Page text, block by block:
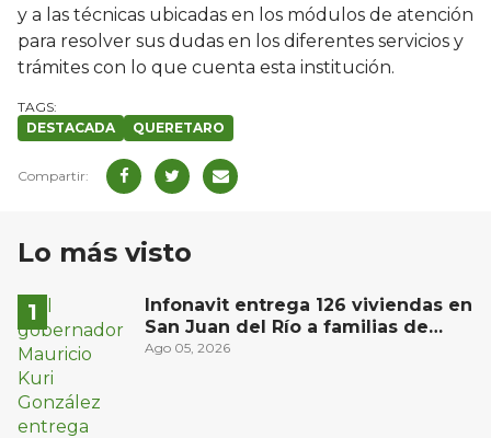
y a las técnicas ubicadas en los módulos de atención
para resolver sus dudas en los diferentes servicios y
trámites con lo que cuenta esta institución.
DESTACADA QUERETARO
Lo más visto
Infonavit entrega 126 viviendas en
San Juan del Río a familias de
bajos ingresos
Ago 05, 2026